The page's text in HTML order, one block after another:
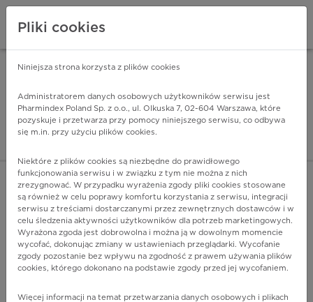
Pharmindex - lider
ZALOGUJ SIĘ
POKAŻ FILTRY
Pharmindex
Pliki cookies
Niniejsza strona korzysta z plików cookies
Administratorem danych osobowych użytkowników serwisu jest
Pharmindex Poland Sp. z o.o., ul. Olkuska 7, 02-604 Warszawa, które
pozyskuje i przetwarza przy pomocy niniejszego serwisu, co odbywa
się m.in. przy użyciu plików cookies.
Niektóre z plików cookies są niezbędne do prawidłowego
funkcjonowania serwisu i w związku z tym nie można z nich
zrezygnować. W przypadku wyrażenia zgody pliki cookies stosowane
są również w celu poprawy komfortu korzystania z serwisu, integracji
serwisu z treściami dostarczanymi przez zewnętrznych dostawców i w
celu śledzenia aktywności użytkowników dla potrzeb marketingowych.
Wyrażona zgoda jest dobrowolna i można ją w dowolnym momencie
wycofać, dokonując zmiany w ustawieniach przeglądarki. Wycofanie
zgody pozostanie bez wpływu na zgodność z prawem używania plików
cookies, którego dokonano na podstawie zgody przed jej wycofaniem.
Więcej informacji na temat przetwarzania danych osobowych i plikach
ZA DARMO - w Google Play INSTALUJ